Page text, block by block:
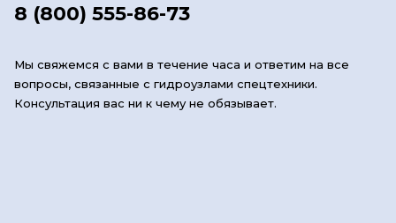
8 (800) 555-86-73
Мы свяжемся с вами в течение часа и ответим на все
вопросы, связанные с гидроузлами спецтехники.
Консультация вас ни к чему не обязывает.